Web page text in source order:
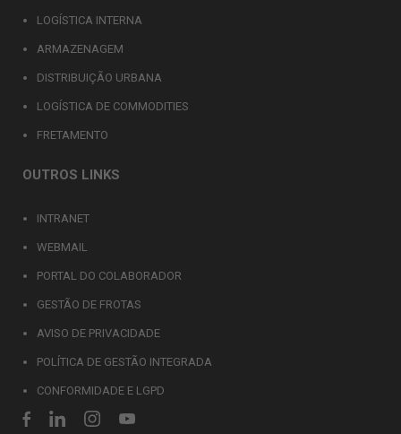
LOGÍSTICA INTERNA
ARMAZENAGEM
DISTRIBUIÇÃO URBANA
LOGÍSTICA DE COMMODITIES
FRETAMENTO
OUTROS LINKS
INTRANET
WEBMAIL
PORTAL DO COLABORADOR
GESTÃO DE FROTAS
AVISO DE PRIVACIDADE
POLÍTICA DE GESTÃO INTEGRADA
CONFORMIDADE E LGPD